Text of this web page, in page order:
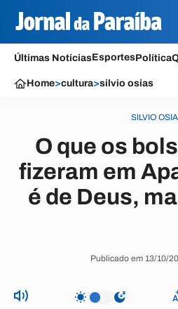
Últimas NotíciasEsportesPolítica
Home>cultura>silvio osias
SILVIO
O que os
fizeram em
é de Deus,
Publicado em 13/10/